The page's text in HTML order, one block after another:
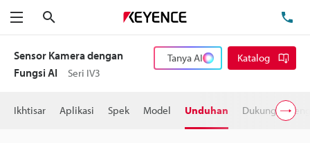
Menu
Sensor Kamera dengan
Fungsi AI
Seri IV3
Tanya AI Katalog
Ikhtisar Aplikasi Spek Model Unduhan Dukungan